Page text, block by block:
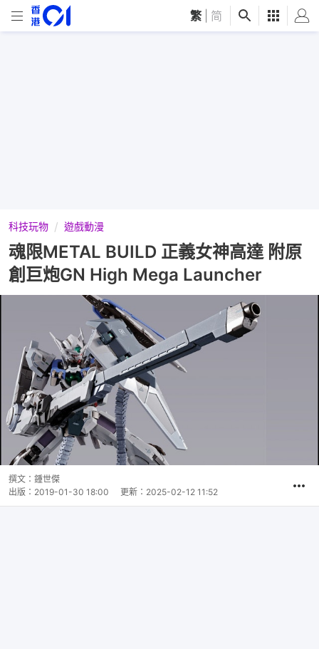
繁 简
科技玩物 遊戲動漫
魂限METAL BUILD 正義女神高達 附原
創巨炮GN High Mega Launcher
撰文： 鍾世傑
出版： 2019-01-30 18:00 更新： 2025-02-12 11:52